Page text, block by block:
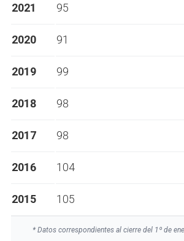
2021 95
2020 91
2019 99
2018 98
2017 98
2016 104
2015 105
* Datos correspondientes al cierre del 1º de